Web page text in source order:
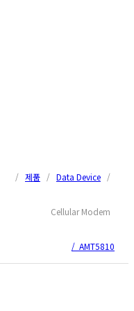
/ 제품 / Data Device /
Cellular Modem
/ AMT5810